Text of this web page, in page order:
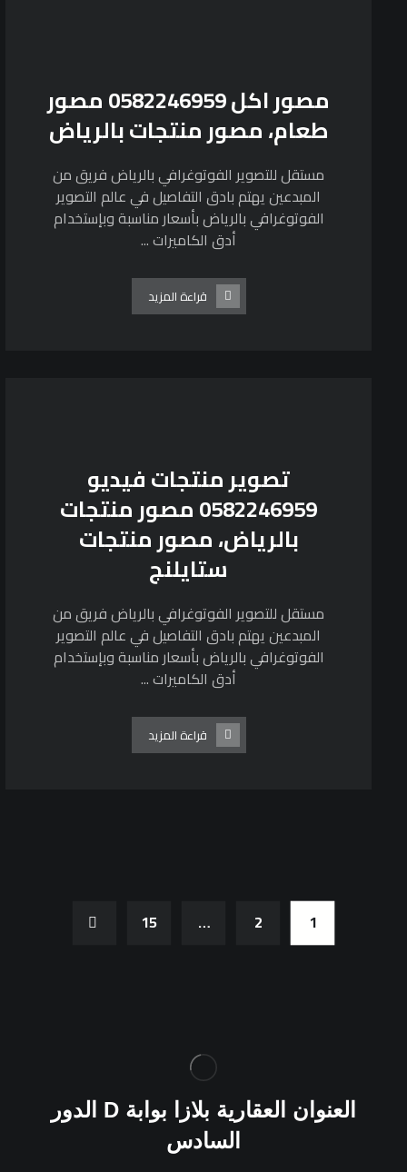
مصور اكل 0582246959 مصور
طعام، مصور منتجات بالرياض
مستقل للتصوير الفوتوغرافي بالرياض فريق من
المبدعين يهتم بادق التفاصيل في عالم التصوير
الفوتوغرافي بالرياض بأسعار مناسبة وبإستخدام
أدق الكاميرات ...
قراءة المزيد
تصوير منتجات فيديو
0582246959 مصور منتجات
بالرياض، مصور منتجات
ستايلنج
مستقل للتصوير الفوتوغرافي بالرياض فريق من
المبدعين يهتم بادق التفاصيل في عالم التصوير
الفوتوغرافي بالرياض بأسعار مناسبة وبإستخدام
أدق الكاميرات ...
قراءة المزيد
1
2
…
15
العنوان العقارية بلازا بوابة D الدور
السادس